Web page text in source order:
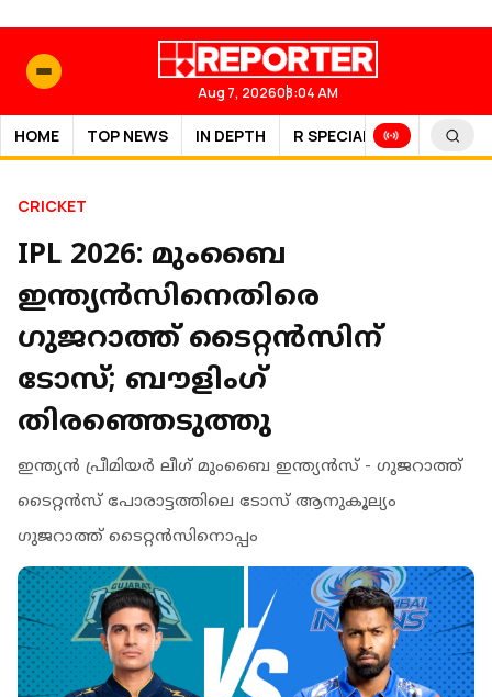
Aug 7, 202608:04 AM
HOME TOP NEWS IN DEPTH R SPECIAL SPORTS
CRICKET
IPL 2026: മുംബൈ
ഇന്ത്യൻസിനെതിരെ
ഗുജറാത്ത് ടൈറ്റൻസിന്
ടോസ്; ബൗളിംഗ്
തിരഞ്ഞെടുത്തു
ഇന്ത്യന്‍ പ്രീമിയര്‍ ലീഗ് മുംബൈ ഇന്ത്യൻസ് - ഗുജറാത്ത്
ടൈറ്റൻസ് പോരാട്ടത്തിലെ ടോസ് ആനുകൂല്യം
ഗുജറാത്ത് ടൈറ്റൻസിനൊപ്പം